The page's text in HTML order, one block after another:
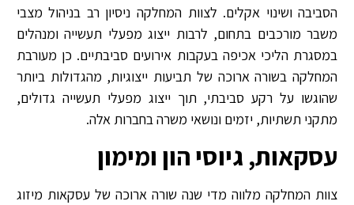
הסביבה ושינוי אקלים. לצוות המחלקה ניסיון רב בניהול מצבי
משבר מורכבים בתחום, לרבות ייצוג מפעלי תעשייה ומנהלים
במסגרת הליכי אכיפה בעקבות אירועים סביבתיים. כן מעורבת
המחלקה בשורה ארוכה של תביעות ייצוגיות, מהגדולות ביותר
שהוגשו על רקע סביבתי, תוך ייצוג מפעלי תעשייה גדולים,
מתקני תשתיות, יזמים ונושאי משרה בחברות אלה.
עסקאות, גיוסי הון ומימון
צוות המחלקה מלווה מדי שנה שורה ארוכה של עסקאות מיזוג